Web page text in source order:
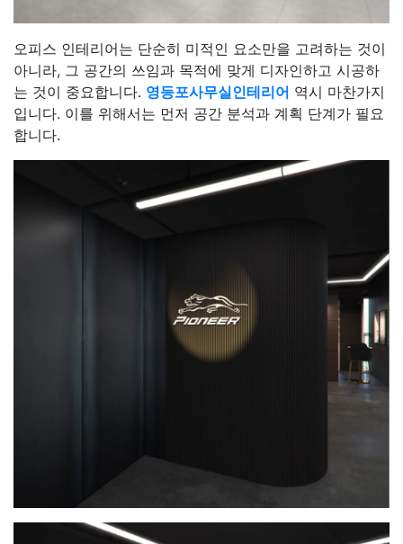
오피스 인테리어는 단순히 미적인 요소만을 고려하는 것이
아니라, 그 공간의 쓰임과 목적에 맞게 디자인하고 시공하
는 것이 중요합니다. 영등포사무실인테리어 역시 마찬가지
입니다. 이를 위해서는 먼저 공간 분석과 계획 단계가 필요
합니다.